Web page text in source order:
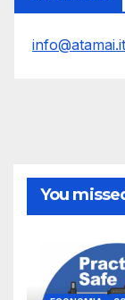
info@atamai.it
You